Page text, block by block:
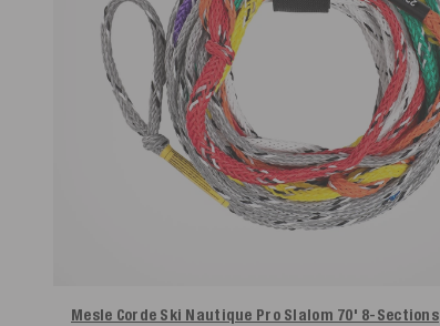
Mesle Corde Ski Nautique Pro Slalom 70' 8-Sections